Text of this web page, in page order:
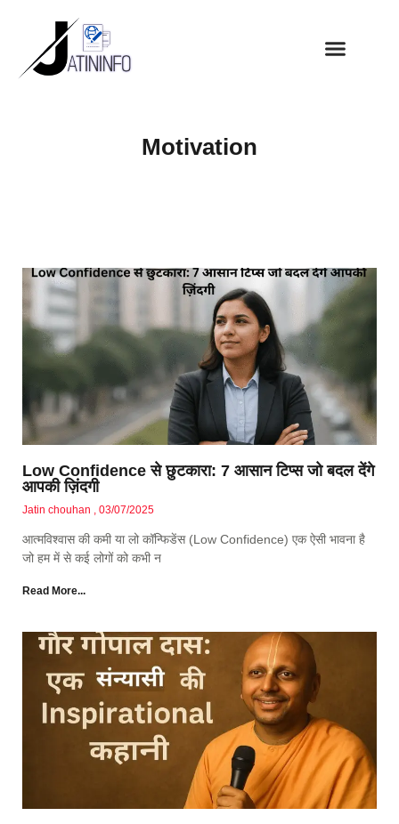
Motivation
Low Confidence से छुटकारा: 7 आसान टिप्स जो बदल देंगे
आपकी ज़िंदगी
Jatin chouhan 03/07/2025
आत्मविश्वास की कमी या लो कॉन्फिडेंस (Low Confidence) एक ऐसी भावना है
जो हम में से कई लोगों को कभी न
Read More...